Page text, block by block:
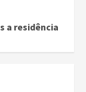
a residência